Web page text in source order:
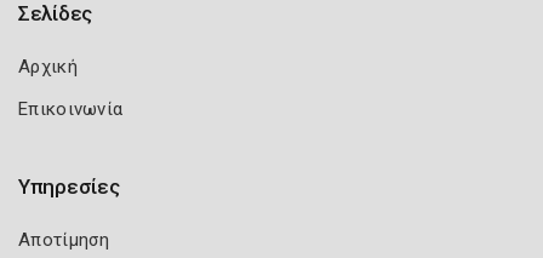
Σελίδες
Αρχική
Επικοινωνία
Υπηρεσίες
Αποτίμηση